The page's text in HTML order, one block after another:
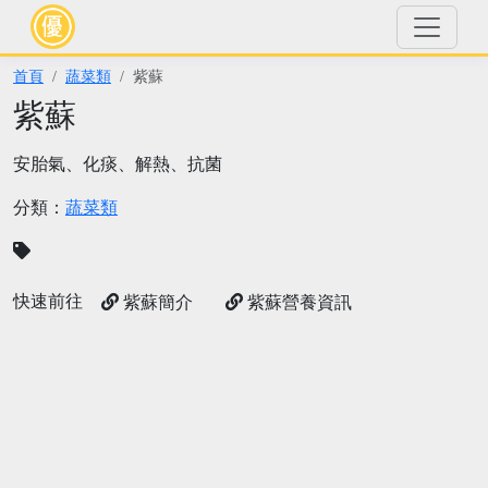
首頁 蔬菜類 紫蘇
紫蘇
安胎氣、化痰、解熱、抗菌
分類： 蔬菜類
快速前往 紫蘇簡介 紫蘇營養資訊